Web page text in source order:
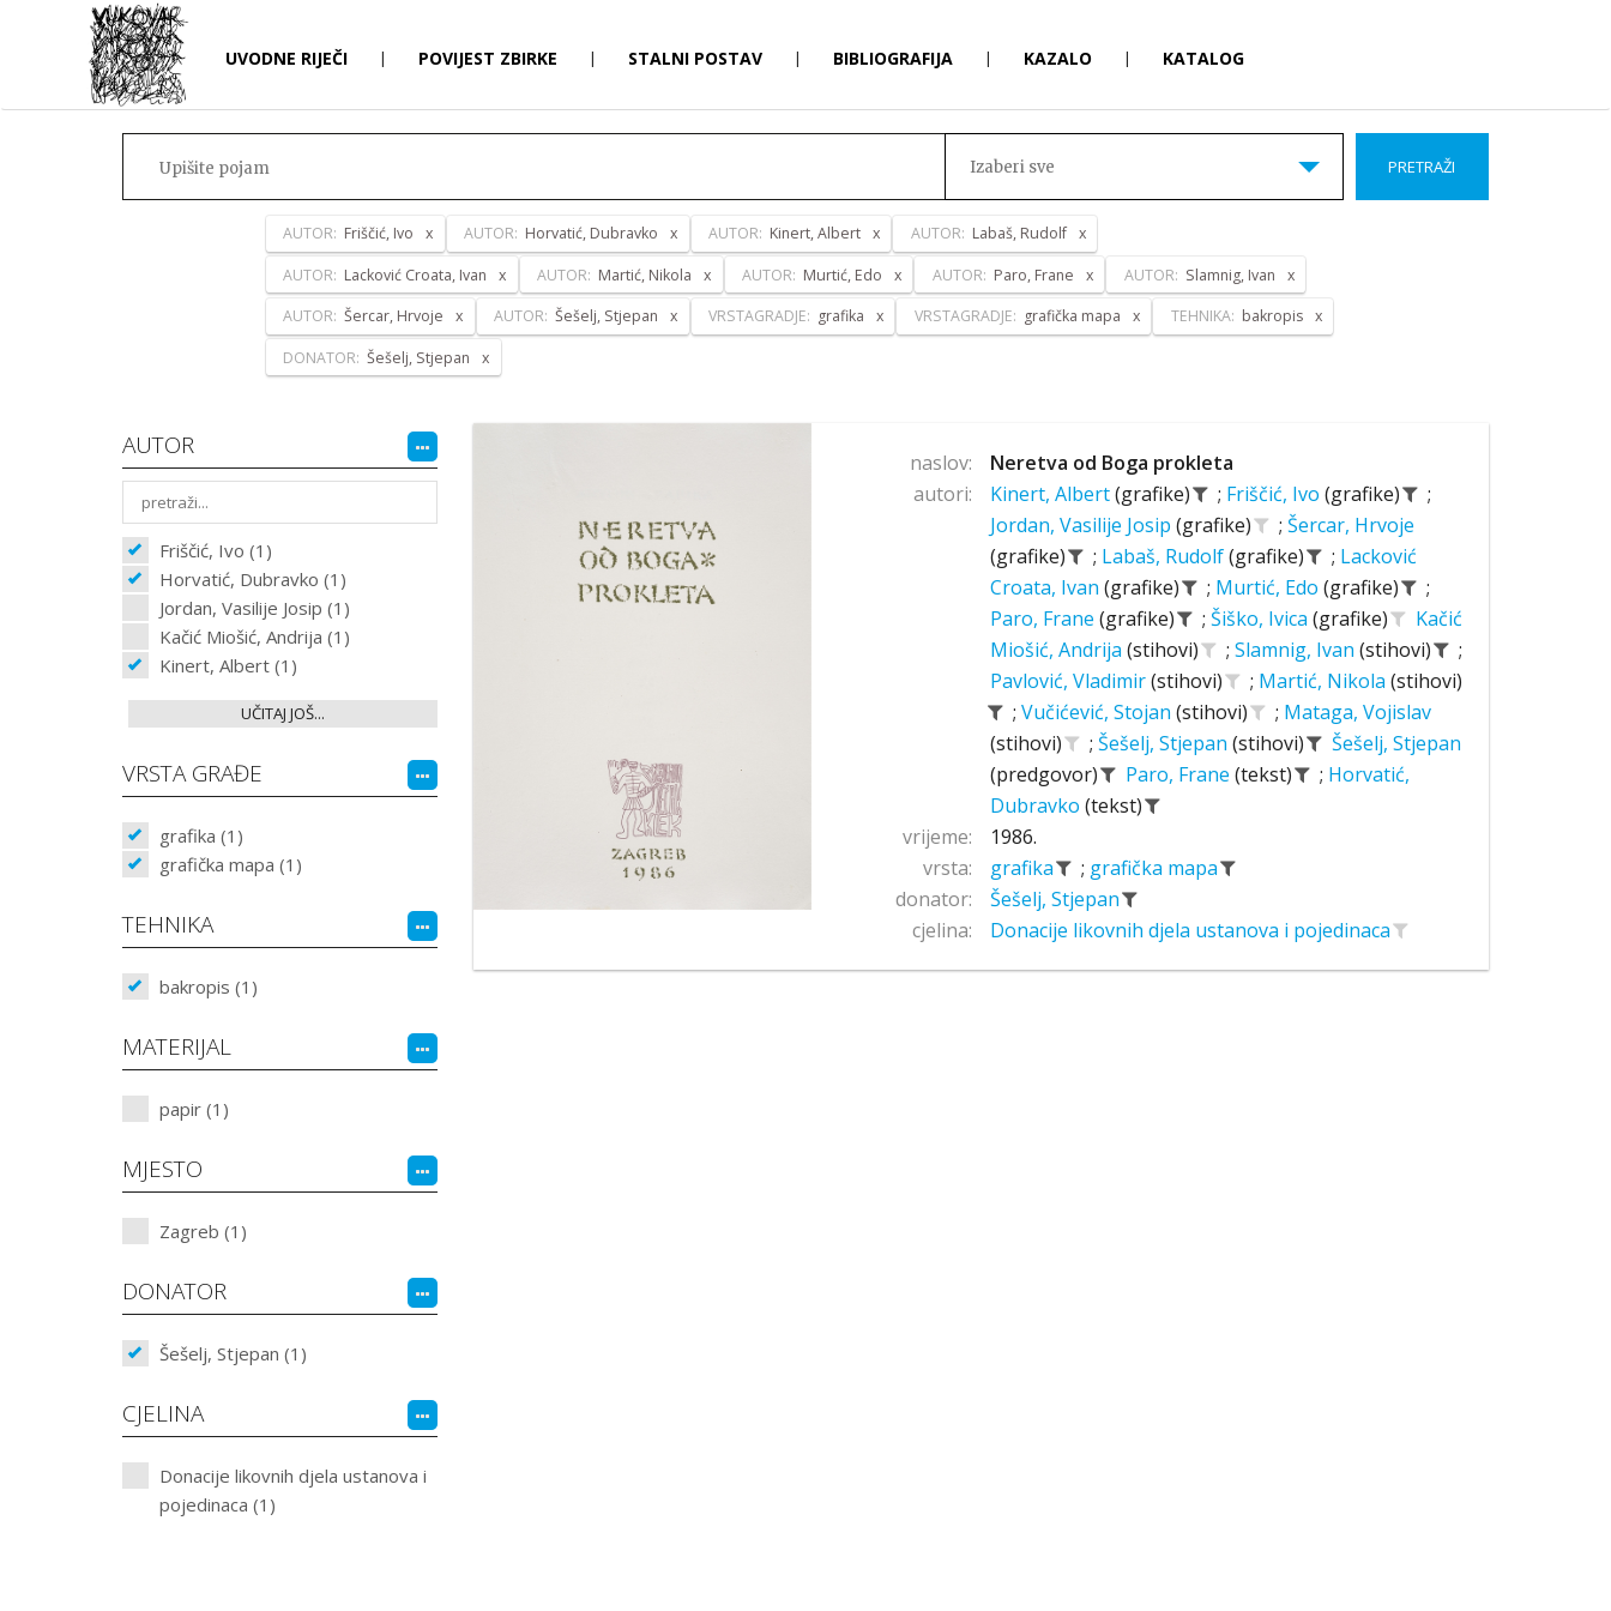
UVODNE RIJEČI | POVIJEST ZBIRKE | STALNI POSTAV | BIBLIOGRAFIJA | KAZALO | KATALOG
Izaberi sve PRETRAŽI
AUTOR: Friščić, Ivo AUTOR: Horvatić, Dubravko AUTOR: Kinert, Albert AUTOR: Labaš, Rudolf
AUTOR: Lacković Croata, Ivan AUTOR: Martić, Nikola AUTOR: Murtić, Edo AUTOR: Paro, Frane AUTOR: Slamnig, Ivan
AUTOR: Šercar, Hrvoje AUTOR: Šešelj, Stjepan VRSTAGRADJE: grafika VRSTAGRADJE: grafička mapa TEHNIKA: bakropis
DONATOR: Šešelj, Stjepan
AUTOR
Friščić, Ivo (1)
Horvatić, Dubravko (1)
Jordan, Vasilije Josip (1)
Kačić Miošić, Andrija (1)
Kinert, Albert (1)
UČITAJ JOŠ...
VRSTA GRAĐE
grafika (1)
grafička mapa (1)
TEHNIKA
bakropis (1)
MATERIJAL
papir (1)
MJESTO
Zagreb (1)
DONATOR
Šešelj, Stjepan (1)
CJELINA
Donacije likovnih djela ustanova i
pojedinaca (1)
naslov:
Neretva od Boga prokleta
autori:
Kinert, Albert(grafike) ; Friščić, Ivo (grafike)
;
Jordan, Vasilije Josip (grafike) ; Šercar, Hrvoje
(grafike)
; Labaš, Rudolf(grafike) ; Lacković
Croata, Ivan (grafike) ; Murtić, Edo (grafike)
;
Paro, Frane (grafike) ; Šiško, Ivica (grafike)
Kačić
Miošić, Andrija (stihovi) ; Slamnig, Ivan (stihovi)
;
Pavlović, Vladimir(stihovi) ; Martić, Nikola (stihovi)
; Vučićević, Stojan (stihovi) ; Mataga, Vojislav
(stihovi)
; Šešelj, Stjepan (stihovi)
Šešelj, Stjepan
(predgovor)
Paro, Frane (tekst) ; Horvatić,
Dubravko (tekst)
vrijeme:
1986.
vrsta:
grafika ; grafička mapa
donator:
Šešelj, Stjepan
cjelina:
Donacije likovnih djela ustanova i pojedinaca